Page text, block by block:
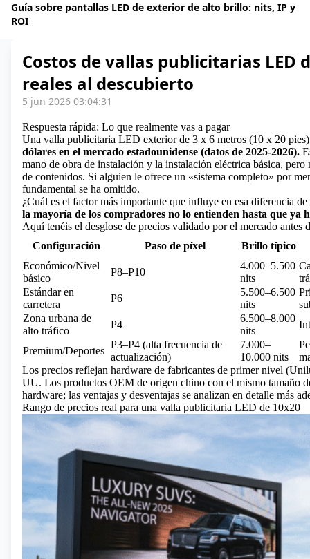
Guía sobre pantallas LED de exterior de alto brillo: nits, IP y
ROI
Costos de vallas publicitarias LED
reales al descubierto
5 jun 2026 03:04:31
Respuesta rápida: Lo que realmente vas a pagar
Una valla publicitaria LED exteriorde 3 x 6 metros (10 x 20
dólares en el mercado estadounidense (datos de 2025-2026).
mano de obra de instalación y la instalación eléctrica básica,
de contenidos. Si alguien le ofrece un «sistema completo» por
fundamental se ha omitido.
¿Cuál es el factor más importante que influye en esa diferencia
la mayoría de los compradores no lo entienden hasta que ya
Aquí tenéis el desglose de precios validado por el mercado antes
Configuración
Paso de píxel
Brillo típico
Económico/Nivel
básico
P8–P10
4.000–5.500
nits
Estándar en
carretera
P6
5.500–6.500
nits
Zona urbana de
alto tráfico
P4
6.500–8.000
nits
Premium/Deportes
P3–P4 (alta frecuencia de
actualización)
7.000–
10.000 nits
Los precios reflejan hardware de fabricantes de primer nivel
UU. Los productos OEM de origen chino con el mismo tamaño
hardware; las ventajas y desventajas se analizan en detalle más
Rango de precios real para una valla publicitaria LED de 10x20